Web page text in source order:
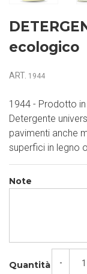
ecologico
ART. 1944
1944 - Prodotto
Detergente
pavimenti anche
superfici in legno
Note
Quantità -